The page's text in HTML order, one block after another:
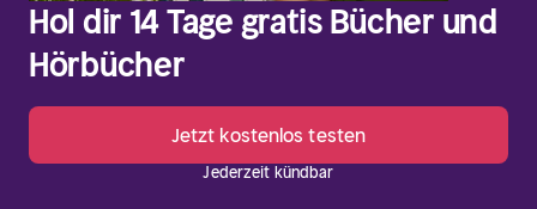
Hol dir 14 Tage gratis Bücher und
Hörbücher
Jetzt kostenlos testen
Jederzeit kündbar